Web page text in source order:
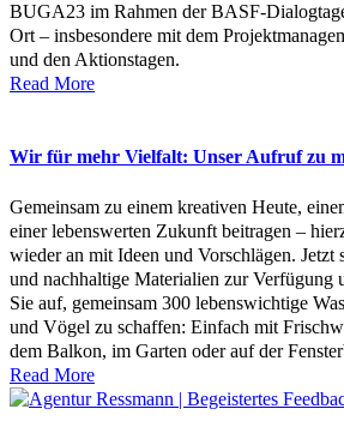
BUGA23 im Rahmen der BASF-
Ort – insbesondere mit dem
und den Aktionstagen.
Read More
Wir für mehr Vielfalt: Unser Aufruf zu
Gemeinsam zu einem kreativen Heute,
einer lebenswerten Zukunft beitragen –
wieder an mit Ideen und Vorschlägen. Jetzt
und nachhaltige Materialien zur Verfügung
Sie auf, gemeinsam 300 lebenswichtige
und Vögel zu schaffen: Einfach mit
dem Balkon, im Garten oder auf der
Read More